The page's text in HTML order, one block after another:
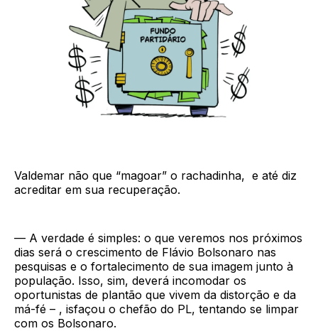
Valdemar não que “magoar” o rachadinha, e até diz
acreditar em sua recuperação.
— A verdade é simples: o que veremos nos próximos
dias será o crescimento de Flávio Bolsonaro nas
pesquisas e o fortalecimento de sua imagem junto à
população. Isso, sim, deverá incomodar os
oportunistas de plantão que vivem da distorção e da
má-fé – , isfaçou o chefão do PL, tentando se limpar
com os Bolsonaro.